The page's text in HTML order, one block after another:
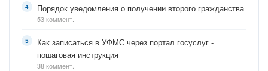
Порядок уведомления о получении второго гражданства
53 коммент.
Как записаться в УФМС через портал госуслуг -
пошаговая инструкция
38 коммент.